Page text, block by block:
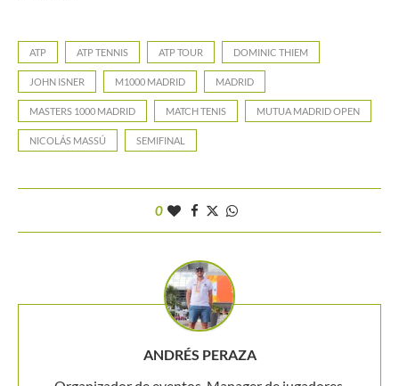
ATP ATP TENNIS ATP TOUR DOMINIC THIEM
JOHN ISNER M1000 MADRID MADRID
MASTERS 1000 MADRID MATCH TENIS MUTUA MADRID OPEN
NICOLÁS MASSÚ SEMIFINAL
0
ANDRÉS PERAZA